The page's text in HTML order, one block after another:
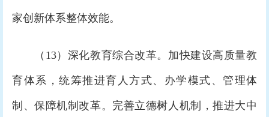
家创新体系整体效能。
（13）深化教育综合改革。加快建设高质量教
育体系，统筹推进育人方式、办学模式、管理体
制、保障机制改革。完善立德树人机制，推进大中